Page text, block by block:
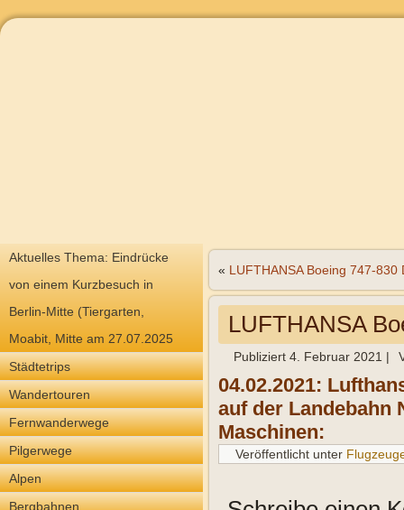
Aktuelles Thema: Eindrücke
von einem Kurzbesuch in
Berlin-Mitte (Tiergarten,
Moabit, Mitte am 27.07.2025
Städtetrips
Wandertouren
Fernwanderwege
Pilgerwege
Alpen
Bergbahnen
« LUFTHANSA Boeing 747-830
LUFTHANSA
Publiziert 4. Februar 2021 |
04.02.2021:
auf der Landebahn
Maschinen:
Veröffentlicht unter